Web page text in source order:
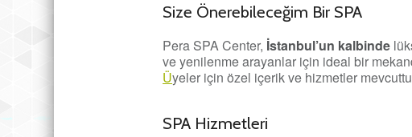
Size Önerebileceğim Bir SPA
Pera SPA Center, İstanbul’un kalbinde
ve yenilenme arayanlar için ideal bir
Üyeler için özel içerik ve hizmetler
SPA Hizmetleri